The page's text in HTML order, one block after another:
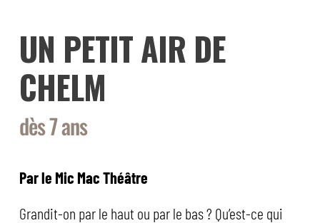
UN PETIT AIR DE
CHELM
dès 7 ans
Par le Mic Mac Théâtre
Grandit-on par le haut ou par le bas ? Qu’est-ce qui